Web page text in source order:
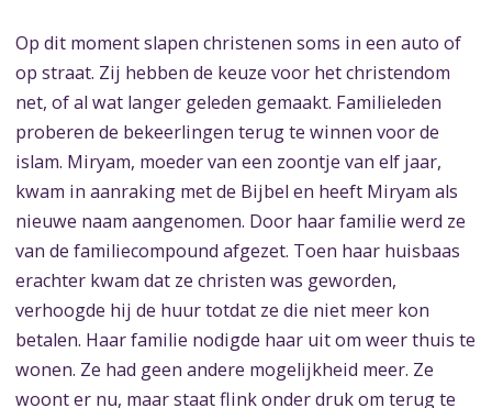
Op dit moment slapen christenen soms in een auto of
op straat. Zij hebben de keuze voor het christendom
net, of al wat langer geleden gemaakt. Familieleden
proberen de bekeerlingen terug te winnen voor de
islam. Miryam, moeder van een zoontje van elf jaar,
kwam in aanraking met de Bijbel en heeft Miryam als
nieuwe naam aangenomen. Door haar familie werd ze
van de familiecompound afgezet. Toen haar huisbaas
erachter kwam dat ze christen was geworden,
verhoogde hij de huur totdat ze die niet meer kon
betalen. Haar familie nodigde haar uit om weer thuis te
wonen. Ze had geen andere mogelijkheid meer. Ze
woont er nu, maar staat flink onder druk om terug te